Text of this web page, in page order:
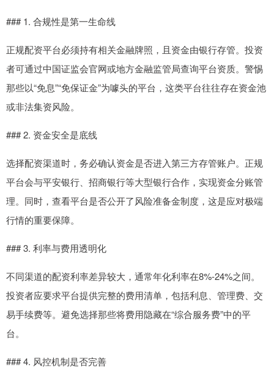
### 1. 合规性是第一生命线
正规配资平台必须持有相关金融牌照，且资金由银行存管。投资
者可通过中国证监会官网或地方金融监管局查询平台资质。警惕
那些以“免息”“免保证金”为噱头的平台，这类平台往往存在资金池
或非法集资风险。
### 2. 资金安全是底线
选择配资渠道时，务必确认资金是否进入第三方存管账户。正规
平台会与平安银行、招商银行等大型银行合作，实现资金分账管
理。同时，查看平台是否公开了风险准备金制度，这是应对极端
行情的重要保障。
### 3. 利率与费用透明化
不同渠道的配资利率差异较大，通常年化利率在8%-24%之间。
投资者应要求平台提供完整的费用清单，包括利息、管理费、交
易手续费等。避免选择那些将费用隐藏在“综合服务费”中的平
台。
### 4. 风控机制是否完善